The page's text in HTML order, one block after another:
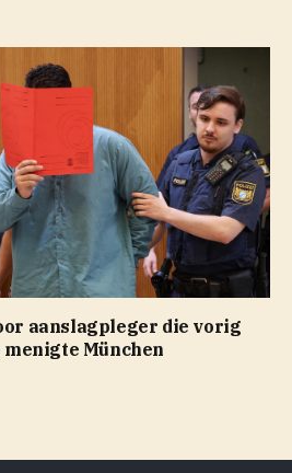
aanslagpleger die vorig
München